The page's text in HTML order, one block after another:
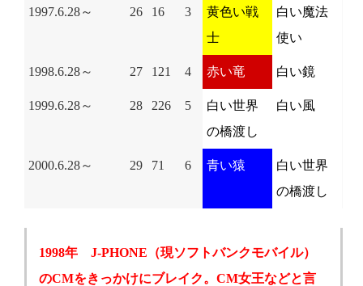
1997.6.28～ 26 16 3
黄色い戦
士
白い魔法
使い
1998.6.28～ 27 121 4 赤い竜 白い鏡
1999.6.28～ 28 226 5
白い世界
の橋渡し
白い風
2000.6.28～ 29 71 6 青い猿
白い世界
の橋渡し
1998年 J-PHONE（現ソフトバンクモバイル）
のCMをきっかけにブレイク。CM女王などと言